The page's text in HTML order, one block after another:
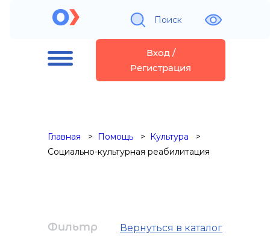
Поиск
Вход /
Регистрация
Главная Помощь
Культура
Социально-культурная реабилитация
Фильтр Вернуться в каталог